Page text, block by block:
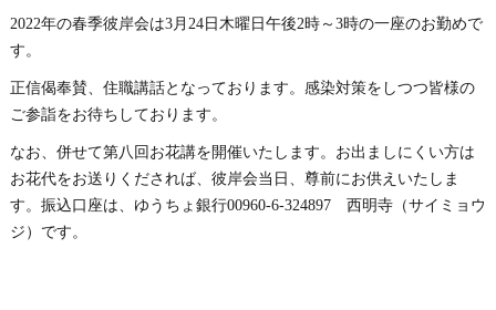
2022年の春季彼岸会は3月24日木曜日午後2時～3時の一座のお勤めで
す。
正信偈奉賛、住職講話となっております。感染対策をしつつ皆様の
ご参詣をお待ちしております。
なお、併せて第八回お花講を開催いたします。お出ましにくい方は
お花代をお送りくだされば、彼岸会当日、尊前にお供えいたしま
す。振込口座は、ゆうちょ銀行00960-6-324897 西明寺（サイミョウ
ジ）です。